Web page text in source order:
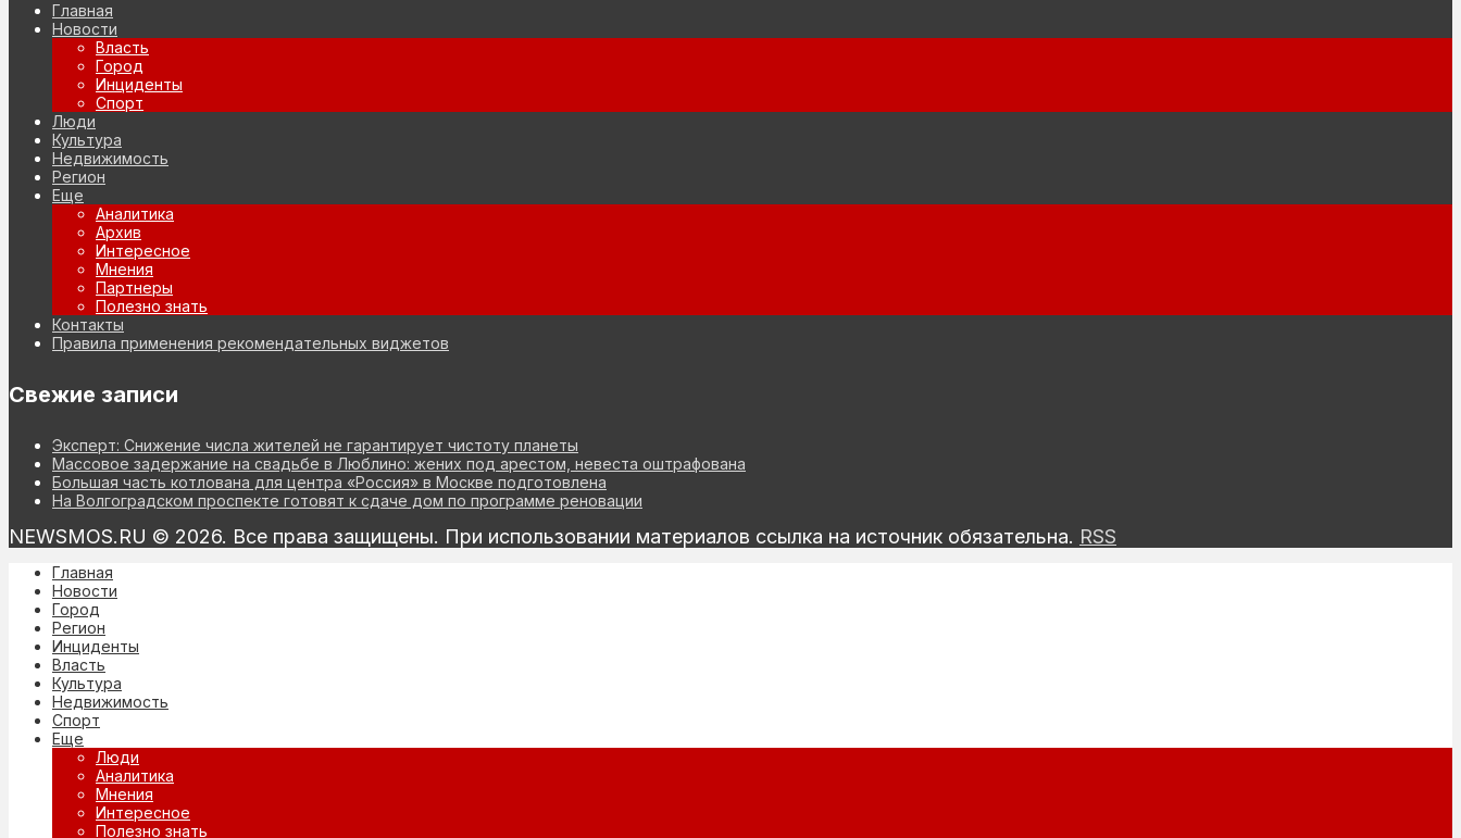
Главная
Новости
Власть
Город
Инциденты
Спорт
Люди
Культура
Недвижимость
Регион
Еще
Аналитика
Архив
Интересное
Мнения
Партнеры
Полезно знать
Контакты
Правила применения рекомендательных виджетов
Свежие записи
Эксперт: Снижение числа жителей не гарантирует чистоту планеты
Массовое задержание на свадьбе в Люблино: жених под арестом, невеста оштрафована
Большая часть котлована для центра «Россия» в Москве подготовлена
На Волгоградском проспекте готовят к сдаче дом по программе реновации
NEWSMOS.RU © 2026. Все права защищены. При использовании материалов ссылка на источник обязательна. RSS
Главная
Новости
Город
Регион
Инциденты
Власть
Культура
Недвижимость
Спорт
Еще
Люди
Аналитика
Мнения
Интересное
Полезно знать